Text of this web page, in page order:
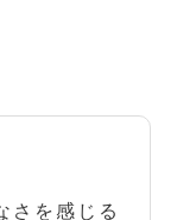
さを感じる